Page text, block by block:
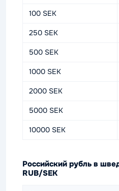
100 SEK
250 SEK
500 SEK
1000 SEK
2000 SEK
5000 SEK
10000 SEK
Российский рубль в
RUB/SEK